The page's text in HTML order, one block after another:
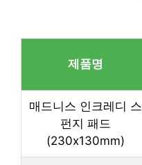
제품명
매드니스 인크레디 스
펀지 패드
(230x130mm)